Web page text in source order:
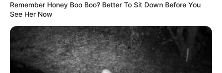
Remember Honey Boo Boo? Better To Sit Down Before You
See Her Now